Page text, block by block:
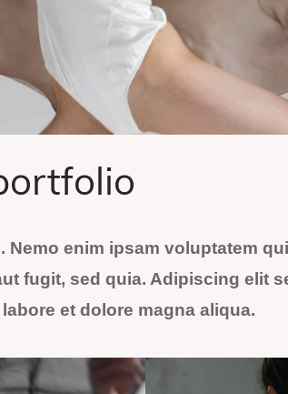
Nemo enim ipsam voluptatem
fugit, sed quia. Adipiscing elit
et dolore magna aliqua.